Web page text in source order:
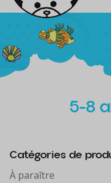
5-8
Catégories de
À paraître